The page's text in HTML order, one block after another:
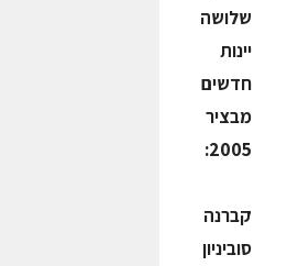
שלושה
יינות
חדשים
מבציר
2005:
קברנה
סוביניון